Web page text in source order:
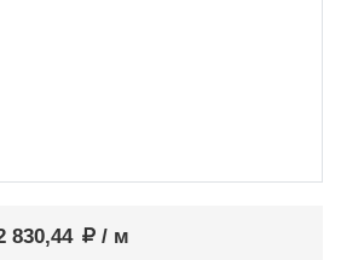
830,44 / м